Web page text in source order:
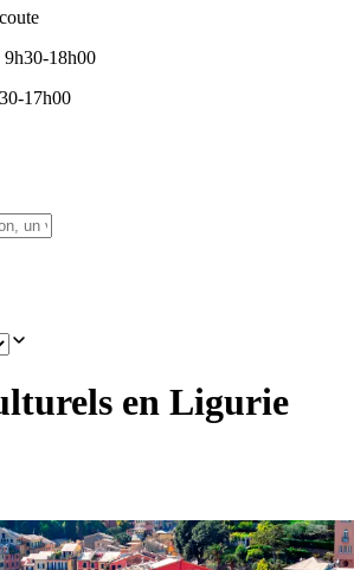
9h30-18h00
17h00
en Ligurie